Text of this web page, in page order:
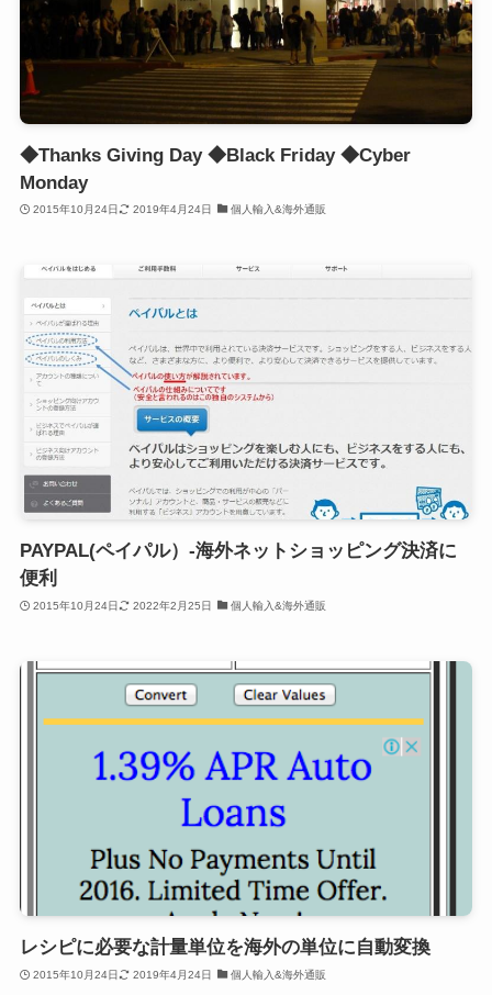
◆Thanks Giving Day ◆Black Friday ◆Cyber
Monday
2015年10月24日 2019年4月24日 個人輸入&海外通販
PAYPAL(ペイパル）-海外ネットショッピング決済に
便利
2015年10月24日 2022年2月25日 個人輸入&海外通販
レシピに必要な計量単位を海外の単位に自動変換
2015年10月24日 2019年4月24日 個人輸入&海外通販